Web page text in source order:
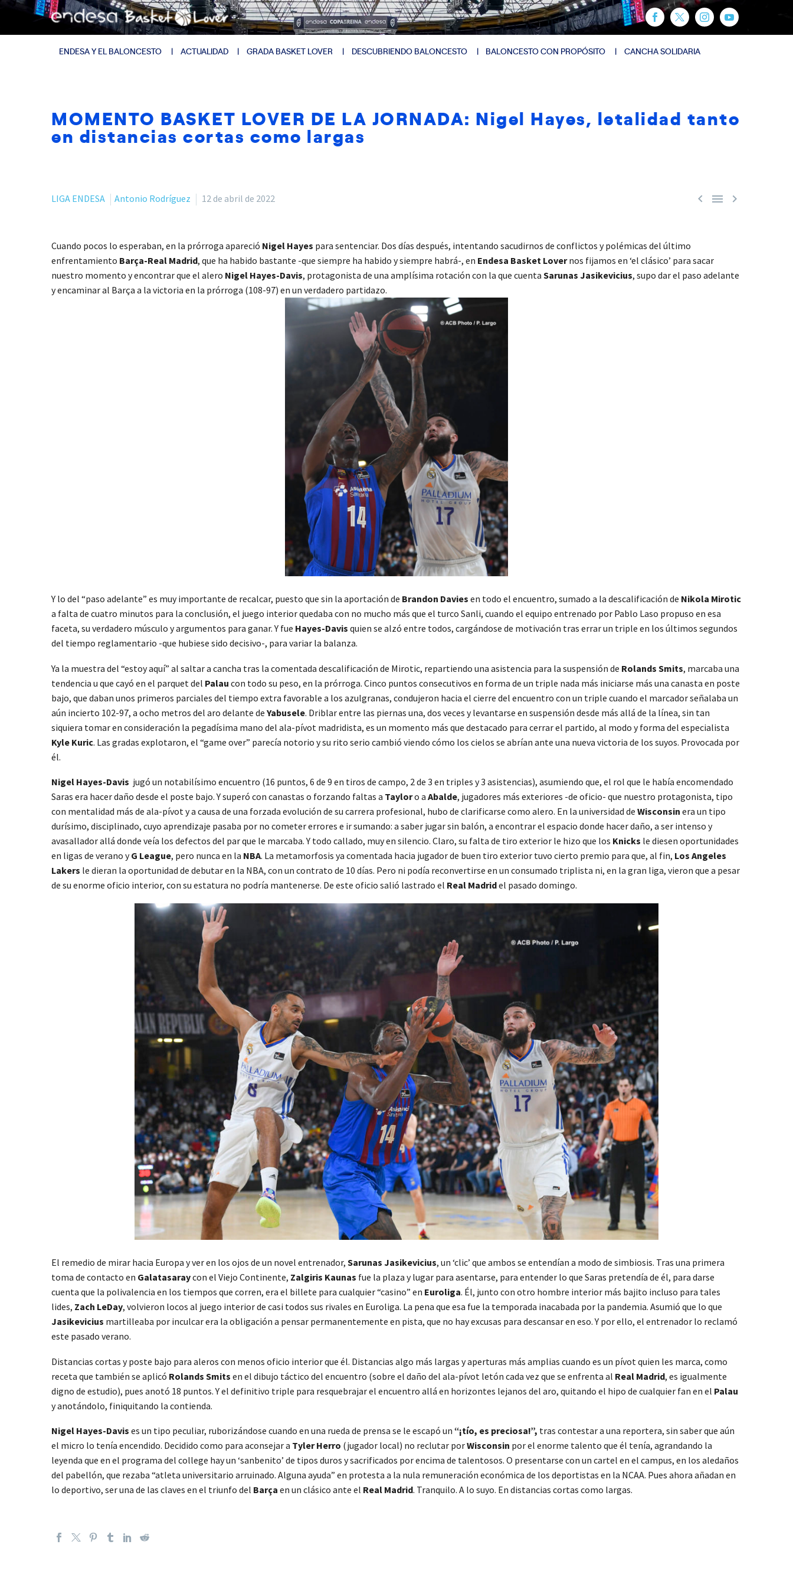
ENDESA Y EL BALONCESTO ACTUALIDAD GRADA BASKET LOVER DESCUBRIENDO BALONCESTO BALONCESTO CON PROPÓSITO CANCHA SOLIDARIA
MOMENTO BASKET LOVER DE LA JORNADA: Nigel Hayes, letalidad tanto
en distancias cortas como largas
  
LIGA ENDESA Antonio Rodríguez 12 de abril de 2022
Cuando pocos lo esperaban, en la prórroga apareció Nigel Hayes para sentenciar. Dos días después, intentando sacudirnos de conflictos y polémicas del último
enfrentamiento Barça-Real Madrid, que ha habido bastante -que siempre ha habido y siempre habrá-, en Endesa Basket Lovernos fijamos en ‘el clásico’ para sacar
nuestro momento y encontrar que el alero Nigel Hayes-Davis, protagonista de una amplísima rotación con la que cuenta Sarunas Jasikevicius, supo dar el paso adelante
y encaminar al Barça a la victoria en la prórroga (108-97) en un verdadero partidazo.
Y lo del “paso adelante” es muy importante de recalcar, puesto que sin la aportación de Brandon Davies en todo el encuentro, sumado a la descalificación de Nikola Mirotic
a falta de cuatro minutos para la conclusión, el juego interior quedaba con no mucho más que el turco Sanli, cuando el equipo entrenado por Pablo Laso propuso en esa
faceta, su verdadero músculo y argumentos para ganar. Y fue Hayes-Davis quien se alzó entre todos, cargándose de motivación tras errar un triple en los últimos segundos
del tiempo reglamentario -que hubiese sido decisivo-, para variar la balanza.
Ya la muestra del “estoy aquí” al saltar a cancha tras la comentada descalificación de Mirotic, repartiendo una asistencia para la suspensión de Rolands Smits, marcaba una
tendencia u que cayó en el parquet del Palau con todo su peso, en la prórroga. Cinco puntos consecutivos en forma de un triple nada más iniciarse más una canasta en poste
bajo, que daban unos primeros parciales del tiempo extra favorable a los azulgranas, condujeron hacia el cierre del encuentro con un triple cuando el marcador señalaba un
aún incierto 102-97, a ocho metros del aro delante de Yabusele. Driblar entre las piernas una, dos veces y levantarse en suspensión desde más allá de la línea, sin tan
siquiera tomar en consideración la pegadísima mano del ala-pívot madridista, es un momento más que destacado para cerrar el partido, al modo y forma del especialista
Kyle Kuric. Las gradas explotaron, el “game over” parecía notorio y su rito serio cambió viendo cómo los cielos se abrían ante una nueva victoria de los suyos. Provocada por
él.
Nigel Hayes-Davis jugó un notabilísimo encuentro (16 puntos, 6 de 9 en tiros de campo, 2 de 3 en triples y 3 asistencias), asumiendo que, el rol que le había encomendado
Saras era hacer daño desde el poste bajo. Y superó con canastas o forzando faltas a Tayloro a Abalde, jugadores más exteriores -de oficio- que nuestro protagonista, tipo
con mentalidad más de ala-pívot y a causa de una forzada evolución de su carrera profesional, hubo de clarificarse como alero. En la universidad de Wisconsin era un tipo
durísimo, disciplinado, cuyo aprendizaje pasaba por no cometer errores e ir sumando: a saber jugar sin balón, a encontrar el espacio donde hacer daño, a ser intenso y
avasallador allá donde veía los defectos del par que le marcaba. Y todo callado, muy en silencio. Claro, su falta de tiro exterior le hizo que los Knicks le diesen oportunidades
en ligas de verano yG League, pero nunca en la NBA. La metamorfosis ya comentada hacia jugador de buen tiro exterior tuvo cierto premio para que, al fin, Los Angeles
Lakers le dieran la oportunidad de debutar en la NBA, con un contrato de 10 días. Pero ni podía reconvertirse en un consumado triplista ni, en la gran liga, vieron que a pesar
de su enorme oficio interior, con su estatura no podría mantenerse. De este oficio salió lastrado el Real Madridel pasado domingo.
El remedio de mirar hacia Europa y ver en los ojos de un novel entrenador, Sarunas Jasikevicius, un ‘clic’ que ambos se entendían a modo de simbiosis. Tras una primera
toma de contacto en Galatasaraycon el Viejo Continente, Zalgiris Kaunas fue la plaza y lugar para asentarse, para entender lo que Saras pretendía de él, para darse
cuenta que la polivalencia en los tiempos que corren, era el billete para cualquier “casino” en Euroliga. Él, junto con otro hombre interior más bajito incluso para tales
lides, Zach LeDay, volvieron locos al juego interior de casi todos sus rivales en Euroliga. La pena que esa fue la temporada inacabada por la pandemia. Asumió que lo que
Jasikevicius martilleaba por inculcar era la obligación a pensar permanentemente en pista, que no hay excusas para descansar en eso. Y por ello, el entrenador lo reclamó
este pasado verano.
Distancias cortas y poste bajo para aleros con menos oficio interior que él. Distancias algo más largas y aperturas más amplias cuando es un pívot quien les marca, como
receta que también se aplicó Rolands Smits en el dibujo táctico del encuentro (sobre el daño del ala-pívot letón cada vez que se enfrenta al Real Madrid, es igualmente
digno de estudio), pues anotó 18 puntos. Y el definitivo triple para resquebrajar el encuentro allá en horizontes lejanos del aro, quitando el hipo de cualquier fan en el Palau
y anotándolo, finiquitando la contienda.
Nigel Hayes-Davis es un tipo peculiar, ruborizándose cuando en una rueda de prensa se le escapó un “¡tío, es preciosa!”, tras contestar a una reportera, sin saber que aún
el micro lo tenía encendido. Decidido como para aconsejar a Tyler Herro (jugador local) no reclutar porWisconsin por el enorme talento que él tenía, agrandando la
leyenda que en el programa del college hay un ‘sanbenito’ de tipos duros y sacrificados por encima de talentosos. O presentarse con un cartel en el campus, en los aledaños
del pabellón, que rezaba “atleta universitario arruinado. Alguna ayuda” en protesta a la nula remuneración económica de los deportistas en la NCAA. Pues ahora añadan en
lo deportivo, ser una de las claves en el triunfo del Barça en un clásico ante el Real Madrid. Tranquilo. A lo suyo. En distancias cortas como largas.